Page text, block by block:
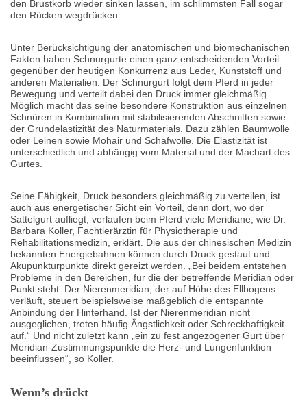
den Brustkorb wieder sinken lassen, im schlimmsten Fall sogar
den Rücken wegdrücken.
Unter Berücksichtigung der anatomischen und biomechanischen
Fakten haben Schnurgurte einen ganz entscheidenden Vorteil
gegenüber der heutigen Konkurrenz aus Leder, Kunststoff und
anderen Materialien: Der Schnurgurt folgt dem Pferd in jeder
Bewegung und verteilt dabei den Druck immer gleichmäßig.
Möglich macht das seine besondere Konstruktion aus einzelnen
Schnüren in Kombination mit stabilisierenden Abschnitten sowie
der Grundelastizität des Naturmaterials. Dazu zählen Baumwolle
oder Leinen sowie Mohair und Schafwolle. Die Elastizität ist
unterschiedlich und abhängig vom Material und der Machart des
Gurtes.
Seine Fähigkeit, Druck besonders gleichmäßig zu verteilen, ist
auch aus energetischer Sicht ein Vorteil, denn dort, wo der
Sattelgurt aufliegt, verlaufen beim Pferd viele Meridiane, wie Dr.
Barbara Koller, Fachtierärztin für Physiotherapie und
Rehabilitationsmedizin, erklärt. Die aus der chinesischen Medizin
bekannten Energiebahnen können durch Druck gestaut und
Akupunkturpunkte direkt gereizt werden. „Bei beidem entstehen
Probleme in den Bereichen, für die der betreffende Meridian oder
Punkt steht. Der Nierenmeridian, der auf Höhe des Ellbogens
verläuft, steuert beispielsweise maßgeblich die entspannte
Anbindung der Hinterhand. Ist der Nierenmeridian nicht
ausgeglichen, treten häufig Ängstlichkeit oder Schreckhaftigkeit
auf.“ Und nicht zuletzt kann „ein zu fest angezogener Gurt über
Meridian-Zustimmungspunkte die Herz- und Lungenfunktion
beeinflussen“, so Koller.
Wenn’s drückt